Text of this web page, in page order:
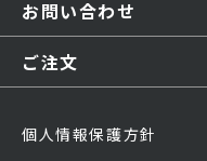
お問い合わせ
ご注文
個人情報保護方針